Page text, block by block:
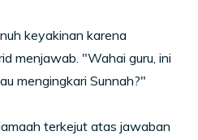
keyakinan karena
menjawab. "Wahai guru, ini
mengingkari Sunnah?"
terkejut atas jawaban